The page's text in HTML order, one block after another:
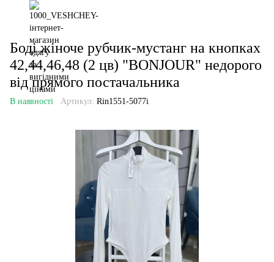
Боді жіноче рубчик-мустанг на кнопках
42,44,46,48 (2 цв) "BONJOUR" недорого
від прямого постачальника
В наявності Артикул: Rin1551-5077i